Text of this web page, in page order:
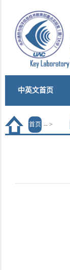
中英文首页
首页 -- >